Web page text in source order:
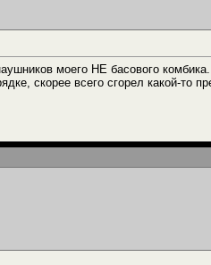
моего НЕ басового
скорее всего сгорел какой-то